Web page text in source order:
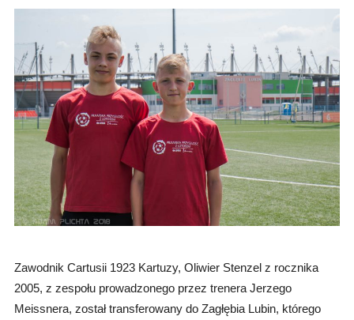
Zawodnik Cartusii 1923 Kartuzy, Oliwier Stenzel z rocznika
2005, z zespołu prowadzonego przez trenera Jerzego
Meissnera, został transferowany do Zagłębia Lubin, którego